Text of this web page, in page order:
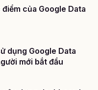
của Google Data
dụng Google Data
mới bắt đầu